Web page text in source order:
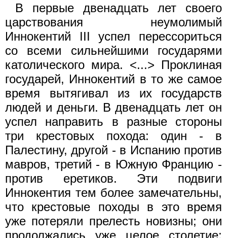
В первые двенадцать лет своего
царствования неумолимый
Иннокентий III успел перессориться
со всеми сильнейшими государями
католического мира. <...> Проклиная
государей, Иннокентий в то же самое
время вытягивал из их государств
людей и деньги. В двенадцать лет он
успел направить в разные стороны
три крестовых похода: один - в
Палестину, другой - в Испанию против
мавров, третий - в Южную Францию -
против еретиков. Эти подвиги
Иннокентия тем более замечательны,
что крестовые походы в это время
уже потеряли прелесть новизны; они
продолжались уже целое столетие;